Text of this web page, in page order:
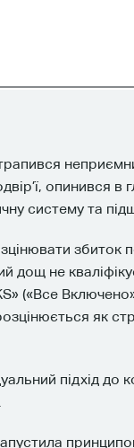
опинився в
систему та
збиток
не
(«Все
як
підхід до